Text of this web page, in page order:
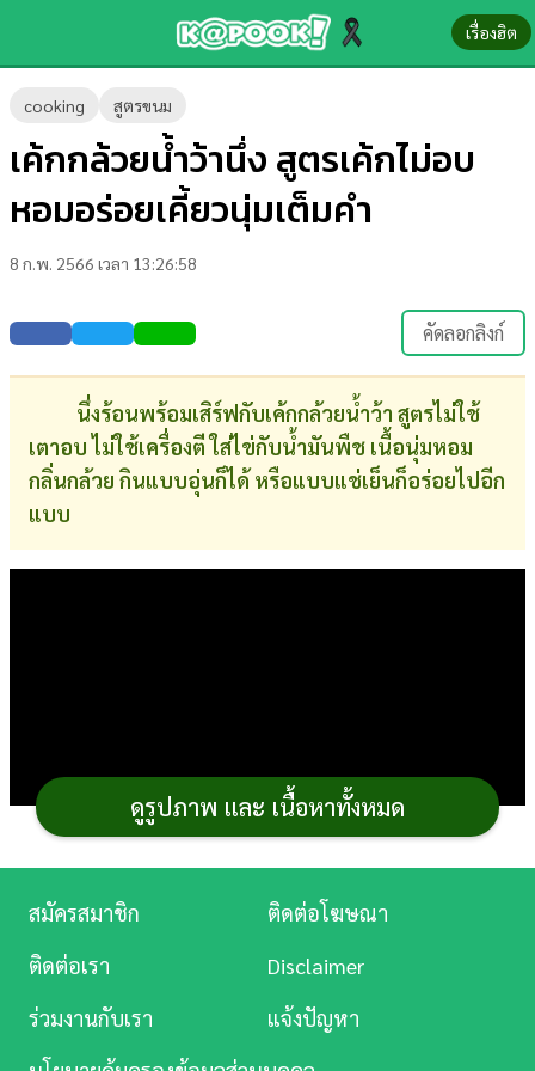
เรื่องฮิต
cooking สูตรขนม
เค้กกล้วยน้ำว้านึ่ง สูตรเค้กไม่อบ
หอมอร่อยเคี้ยวนุ่มเต็มคำ
8 ก.พ. 2566 เวลา 13:26:58
คัดลอกลิงก์
นึ่งร้อนพร้อมเสิร์ฟกับเค้กกล้วยน้ำว้า สูตรไม่ใช้
เตาอบ ไม่ใช้เครื่องตี ใส่ไข่กับน้ำมันพืช เนื้อนุ่มหอม
กลิ่นกล้วย กินแบบอุ่นก็ได้ หรือแบบแช่เย็นก็อร่อยไปอีก
แบบ
ดูรูปภาพ และ เนื้อหาทั้งหมด
ข่าว-
ความ
รู้
บันเทิง
ตรวจ
ผล
บอล
สด
การ
ดู
Music
สมัครสมาชิก
ติดต่อโฆษณา
ติดต่อเรา
Disclaimer
ร่วมงานกับเรา
แจ้งปัญหา